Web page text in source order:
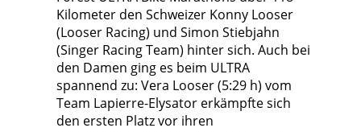
Kilometer den Schweizer Konny Looser
(Looser Racing) und Simon Stiebjahn
(Singer Racing Team) hinter sich. Auch bei
den Damen ging es beim ULTRA
spannend zu: Vera Looser (5:29 h) vom
Team Lapierre-Elysator erkämpfte sich
den ersten Platz vor ihren